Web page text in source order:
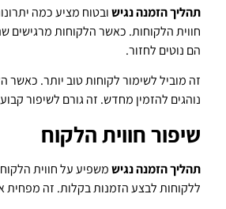
תהליך הזמנה נגישובטוח מציע כמה
חווית הלקוחות. כאשר הלקוחות מרגישים
הם נוטים לחזור.
זה מוביל לשימור לקוחות טוב יותר. כאשר
נוהגים להזמין מחדש. זה גורם לשיפור
שיפור חווית הלקוח
תהליך הזמנה נגישמשפיע על חווית
ללקוחות לבצע הזמנות בקלות. זה מפחית